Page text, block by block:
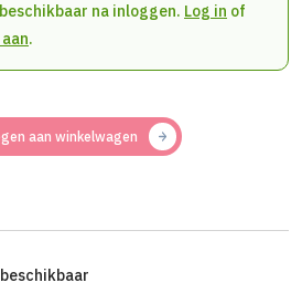
na inloggen. Log in of
.
aan winkelwagen